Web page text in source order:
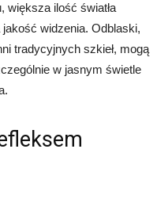
większa ilość światła
widzenia. Odblaski,
tradycyjnych szkieł, mogą
w jasnym świetle